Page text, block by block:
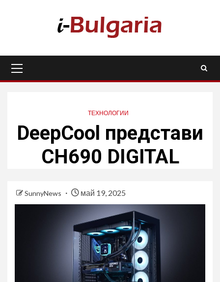
Menu
ТЕХНОЛОГИИ
DeepCool представи
CH690 DIGITAL
SunnyNews май 19, 2025